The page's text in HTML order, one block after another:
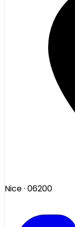
Nice· 06200